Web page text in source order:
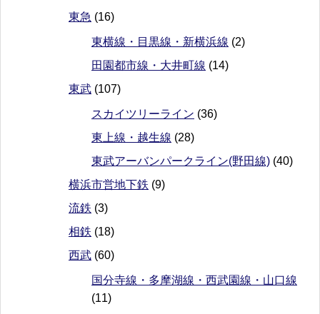
東急 (16)
東横線・目黒線・新横浜線 (2)
田園都市線・大井町線 (14)
東武 (107)
スカイツリーライン (36)
東上線・越生線 (28)
東武アーバンパークライン(野田線) (40)
横浜市営地下鉄 (9)
流鉄 (3)
相鉄 (18)
西武 (60)
国分寺線・多摩湖線・西武園線・山口線
(11)